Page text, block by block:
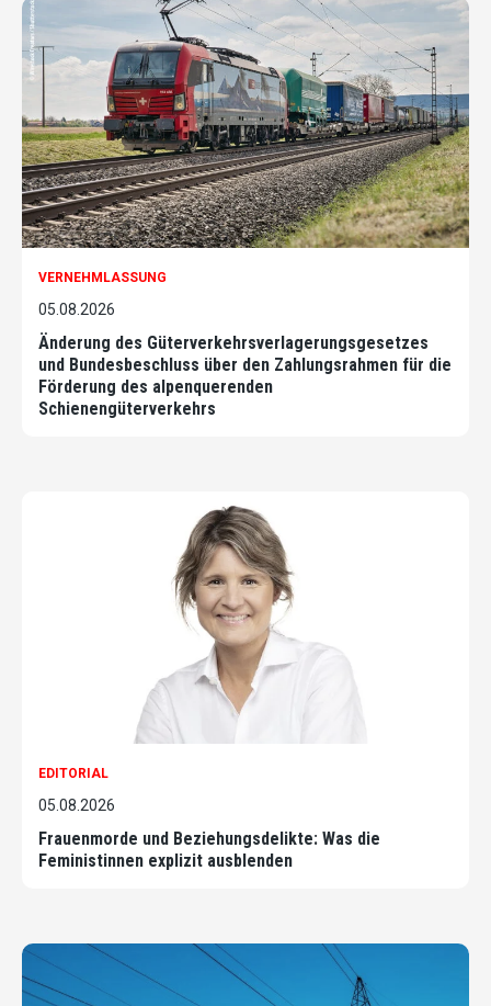
VERNEHMLASSUNG
05.08.2026
Änderung des Güterverkehrsverlagerungsgesetzes
und Bundesbeschluss über den Zahlungsrahmen für die
Förderung des alpenquerenden
Schienengüterverkehrs
EDITORIAL
05.08.2026
Frauenmorde und Beziehungsdelikte: Was die
Feministinnen explizit ausblenden